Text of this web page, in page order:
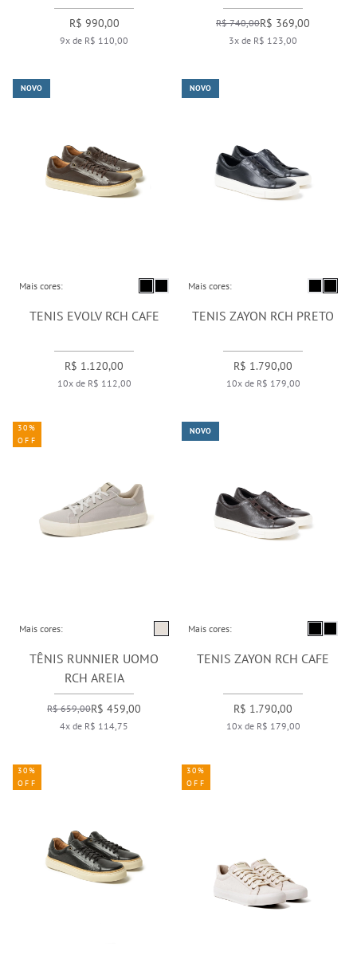
R$ 990,00
9x de R$ 110,00
R$ 740,00R$ 369,00
3x de R$ 123,00
Mais cores:
TENIS EVOLV RCH CAFE
R$ 1.120,00
10x de R$ 112,00
NOVO
Mais cores:
TENIS ZAYON RCH PRETO
R$ 1.790,00
10x de R$ 179,00
NOVO
Mais cores:
TÊNIS RUNNIER UOMO
RCH AREIA
R$ 659,00R$ 459,00
4x de R$ 114,75
30%
OFF
Mais cores:
TENIS ZAYON RCH CAFE
R$ 1.790,00
10x de R$ 179,00
NOVO
30%
OFF
30%
OFF